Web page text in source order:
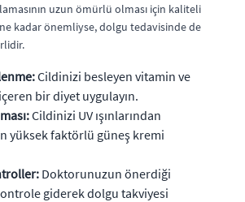
uzun ömürlü olması için kaliteli
kadar önemliyse, dolgu tedavisinde de
Cildinizi besleyen vitamin ve
bir diyet uygulayın.
Cildinizi UV ışınlarından
yüksek faktörlü güneş kremi
Doktorunuzun önerdiği
giderek dolgu takviyesi